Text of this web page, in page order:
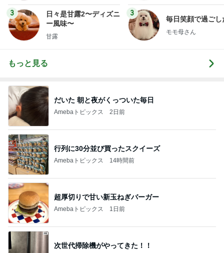
3
日々是甘露2〜ディズニ
ー風味〜
甘露
3
毎日笑顔で過ごし
モモ母さん
もっと見る
だいた 朝と夜がくっついた毎日
Amebaトピックス 2日前
行列に30分並び買ったスクイーズ
Amebaトピックス 14時間前
超厚切りで甘い新玉ねぎバーガー
Amebaトピックス 1日前
次世代掃除機がやってきた！！